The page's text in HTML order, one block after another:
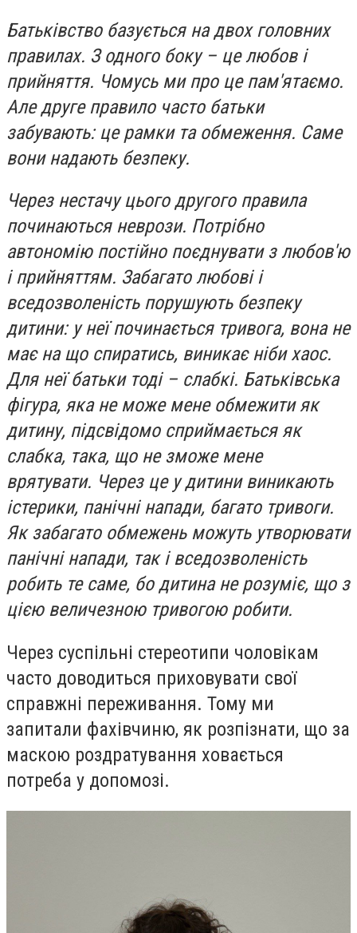
Батьківство базується на двох головних
правилах. З одного боку – це любов і
прийняття. Чомусь ми про це пам'ятаємо.
Але друге правило часто батьки
забувають: це рамки та обмеження. Саме
вони надають безпеку.
Через нестачу цього другого правила
починаються неврози. Потрібно
автономію постійно поєднувати з любов'ю
і прийняттям. Забагато любові і
вседозволеність порушують безпеку
дитини: у неї починається тривога, вона не
має на що спиратись, виникає ніби хаос.
Для неї батьки тоді – слабкі. Батьківська
фігура, яка не може мене обмежити як
дитину, підсвідомо сприймається як
слабка, така, що не зможе мене
врятувати. Через це у дитини виникають
істерики, панічні напади, багато тривоги.
Як забагато обмежень можуть утворювати
панічні напади, так і вседозволеність
робить те саме, бо дитина не розуміє, що з
цією величезною тривогою робити.
Через суспільні стереотипи чоловікам
часто доводиться приховувати свої
справжні переживання. Тому ми
запитали фахівчиню, як розпізнати, що за
маскою роздратування ховається
потреба у допомозі.